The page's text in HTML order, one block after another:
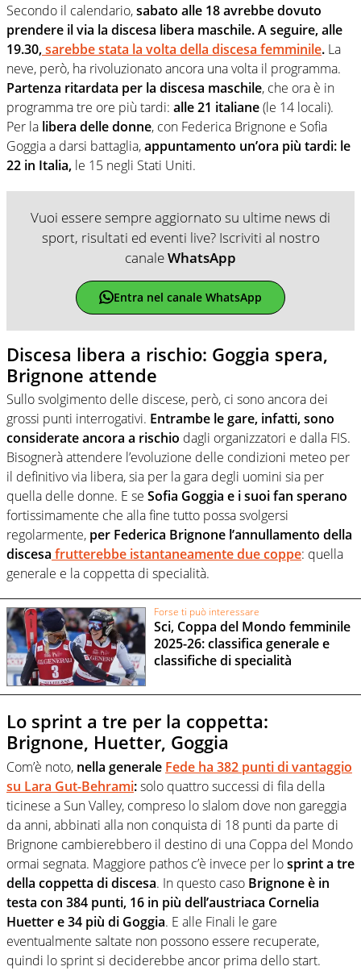
Secondo il calendario,sabato alle 18 avrebbe dovuto
prendere il via la discesa libera maschile. A seguire, alle
19.30,sarebbe stata la volta della discesa femminile. La
neve, però, ha rivoluzionato ancora una volta il programma.
Partenza ritardata per la discesa maschile, che ora è in
programma tre ore più tardi: alle 21 italiane(le 14 locali).
Per la libera delle donne, con Federica Brignone e Sofia
Goggia a darsi battaglia,appuntamento un’ora più tardi: le
22 in Italia, le 15 negli Stati Uniti.
Vuoi essere sempre aggiornato su ultime news di
sport, risultati ed eventi live? Iscriviti al nostro
canaleWhatsApp
Entra nel canale WhatsApp
Discesa libera a rischio: Goggia spera,
Brignone attende
Sullo svolgimento delle discese, però, ci sono ancora dei
grossi punti interrogativi. Entrambe le gare, infatti, sono
considerate ancora a rischio dagli organizzatori e dalla FIS.
Bisognerà attendere l’evoluzione delle condizioni meteo per
il definitivo via libera, sia per la gara degli uomini sia per
quella delle donne. E se Sofia Goggia e i suoi fan sperano
fortissimamente che alla fine tutto possa svolgersi
regolarmente, per Federica Brignone l’annullamento della
discesa frutterebbe istantaneamente due coppe: quella
generale e la coppetta di specialità.
Forse ti può interessare
Sci, Coppa del Mondo femminile
2025-26: classifica generale e
classifiche di specialità
Lo sprint a tre per la coppetta:
Brignone, Huetter, Goggia
Com’è noto, nella generale Fede ha 382 punti di vantaggio
su Lara Gut-Behrami:solo quattro successi di fila della
ticinese a Sun Valley, compreso lo slalom dove non gareggia
da anni, abbinati alla non conquista di 18 punti da parte di
Brignone cambierebbero il destino di una Coppa del Mondo
ormai segnata. Maggiore pathos c’è invece per losprint a tre
della coppetta di discesa. In questo caso Brignone è in
testa con 384 punti, 16 in più dell’austriaca Cornelia
Huetter e 34 più di Goggia. E alle Finali le gare
eventualmente saltate non possono essere recuperate,
quindi lo sprint si deciderebbe ancor prima dello start.